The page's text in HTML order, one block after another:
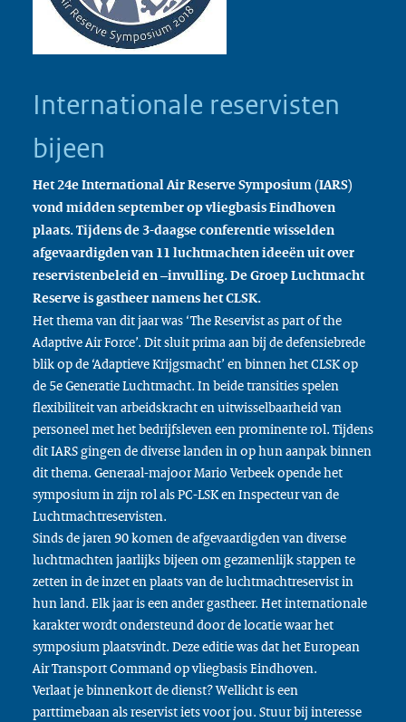
Internationale reservisten
bijeen
Het 24e International Air Reserve Symposium (IARS)
vond midden september op vliegbasis Eindhoven
plaats. Tijdens de 3-daagse conferentie wisselden
afgevaardigden van 11 luchtmachten ideeën uit over
reservistenbeleid en –invulling. De Groep Luchtmacht
Reserve is gastheer namens het CLSK.
Het thema van dit jaar was ‘The Reservist as part of the
Adaptive Air Force’. Dit sluit prima aan bij de defensiebrede
blik op de ‘Adaptieve Krijgsmacht’ en binnen het CLSK op
de 5e Generatie Luchtmacht. In beide transities spelen
flexibiliteit van arbeidskracht en uitwisselbaarheid van
personeel met het bedrijfsleven een prominente rol. Tijdens
dit IARS gingen de diverse landen in op hun aanpak binnen
dit thema. Generaal-majoor Mario Verbeek opende het
symposium in zijn rol als PC-LSK en Inspecteur van de
Luchtmachtreservisten.
Sinds de jaren 90 komen de afgevaardigden van diverse
luchtmachten jaarlijks bijeen om gezamenlijk stappen te
zetten in de inzet en plaats van de luchtmachtreservist in
hun land. Elk jaar is een ander gastheer. Het internationale
karakter wordt ondersteund door de locatie waar het
symposium plaatsvindt. Deze editie was dat het European
Air Transport Command op vliegbasis Eindhoven.
Verlaat je binnenkort de dienst? Wellicht is een
parttimebaan als reservist iets voor jou. Stuur bij interesse